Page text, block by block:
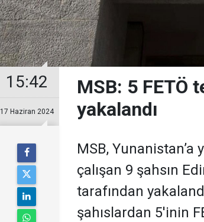
15:42
17 Haziran 2024
MSB: 5 FETÖ
yakalandı
MSB, Yunanistan’a
çalışan 9 şahsın
tarafından
şahıslardan 5'inin